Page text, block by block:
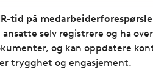
tid på
ansatte selv registrere og ha
og kan oppdatere
trygghet og engasjement.